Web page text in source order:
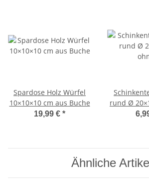
Spardose Holz Würfel
10×10×10 cm aus Buche
19,99 € *
rund Ø
Saftrille –
Ähnliche